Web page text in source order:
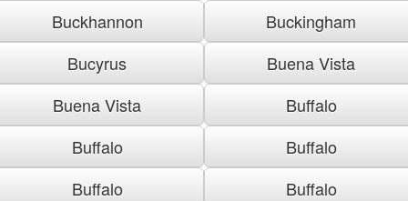
Buckhannon
Buckingham
Bucyrus
Buena Vista
Buena Vista
Buffalo
Buffalo
Buffalo
Buffalo
Buffalo